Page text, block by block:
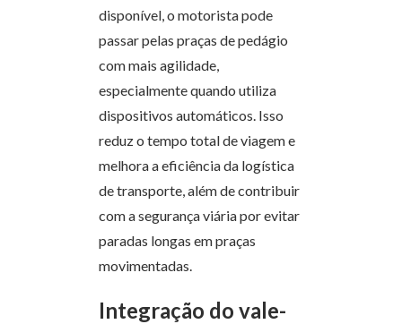
disponível, o motorista pode
passar pelas praças de pedágio
com mais agilidade,
especialmente quando utiliza
dispositivos automáticos. Isso
reduz o tempo total de viagem e
melhora a eficiência da logística
de transporte, além de contribuir
com a segurança viária por evitar
paradas longas em praças
movimentadas.
Integração do vale-